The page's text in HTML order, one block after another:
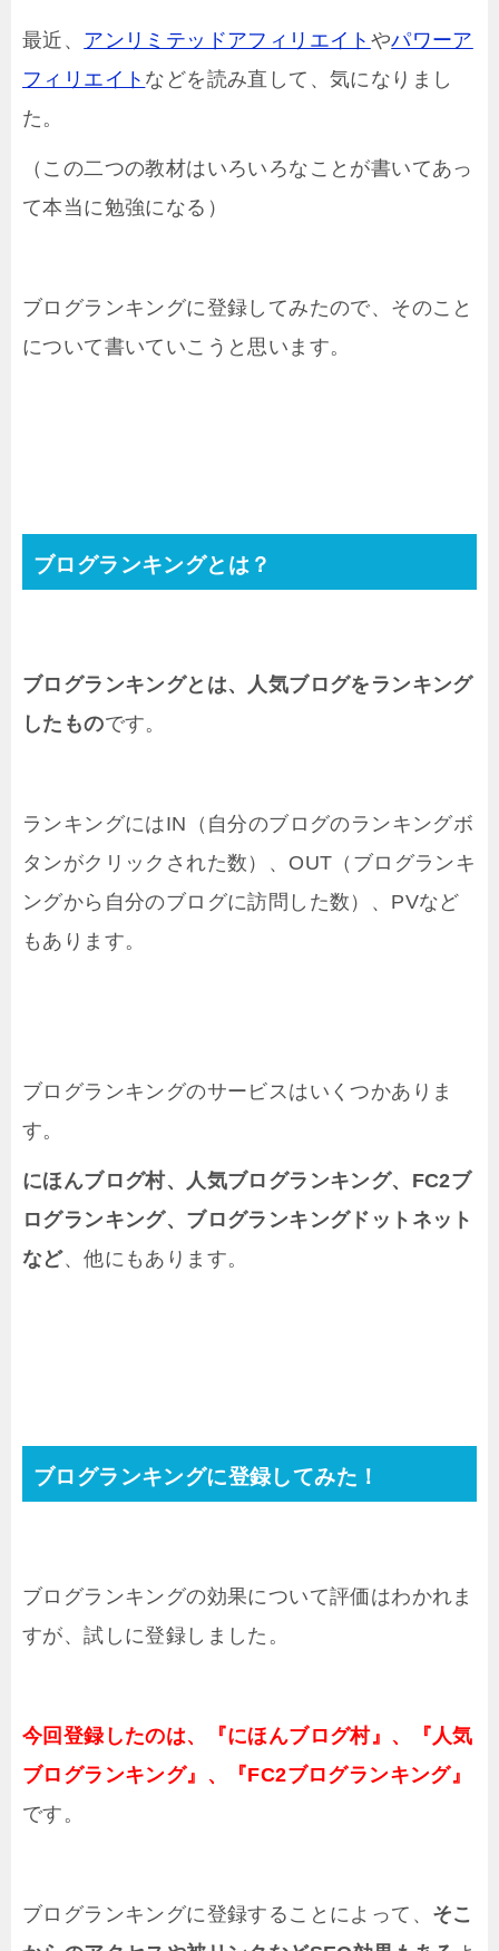
最近、 アンリミテッドアフィリエイト やパワーア
フィリエイト などを読み直して、気になりまし
た。
（この二つの教材はいろいろなことが書いてあっ
て本当に勉強になる）
ブログランキングに登録してみたので、そのこと
について書いていこうと思います。
ブログランキングとは？
ブログランキングとは、人気ブログをランキング
したものです。
ランキングにはIN（自分のブログのランキングボ
タンがクリックされた数）、OUT（ブログランキ
ングから自分のブログに訪問した数）、PVなど
もあります。
ブログランキングのサービスはいくつかありま
す。
にほんブログ村、人気ブログランキング、FC2ブ
ログランキング、ブログランキングドットネット
など、他にもあります。
ブログランキングに登録してみた！
ブログランキングの効果について評価はわかれま
すが、試しに登録しました。
今回登録したのは、『にほんブログ村』、『人気
ブログランキング』、『FC2ブログランキング』
です。
ブログランキングに登録することによって、 そこ